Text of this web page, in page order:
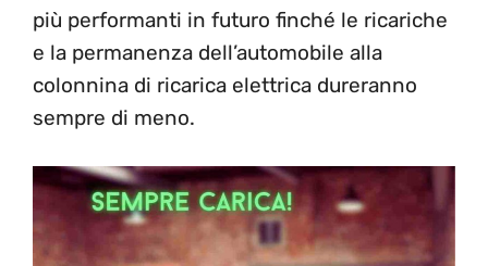
più performanti in futuro finché le ricariche
e la permanenza dell’automobile alla
colonnina di ricarica elettrica dureranno
sempre di meno.